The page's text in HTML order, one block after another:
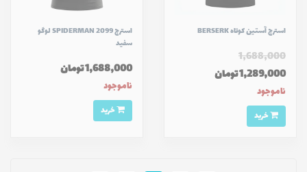
استرج آستین کوتاه BERSERK
1,688,000
1,289,000 تومان
ناموجود
استرج SPIDERMAN 2099 لوگو
سفید
1,688,000 تومان
ناموجود